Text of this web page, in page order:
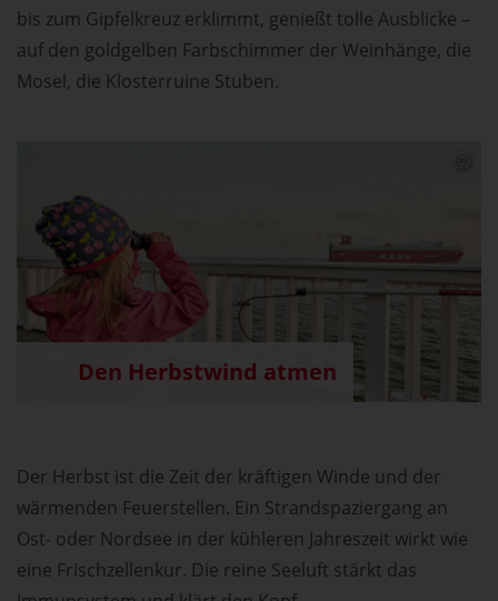
bis zum Gipfelkreuz erklimmt, genießt tolle Ausblicke –
auf den goldgelben Farbschimmer der Weinhänge, die
Mosel, die Klosterruine Stuben.
Den Herbstwind atmen
Der Herbst ist die Zeit der kräftigen Winde und der
wärmenden Feuerstellen. Ein Strandspaziergang an
Ost- oder Nordsee in der kühleren Jahreszeit wirkt wie
eine Frischzellenkur. Die reine Seeluft stärkt das